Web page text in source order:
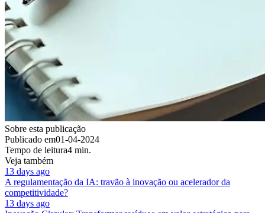
Sobre esta publicação
Publicado em01-04-2024
Tempo de leitura4 min.
Veja também
13 days ago
A regulamentação da IA: travão à inovação ou acelerador da
competitividade?
13 days ago